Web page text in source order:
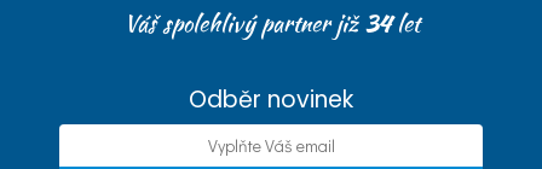
Váš spolehlivý partner již34let
Odběr novinek